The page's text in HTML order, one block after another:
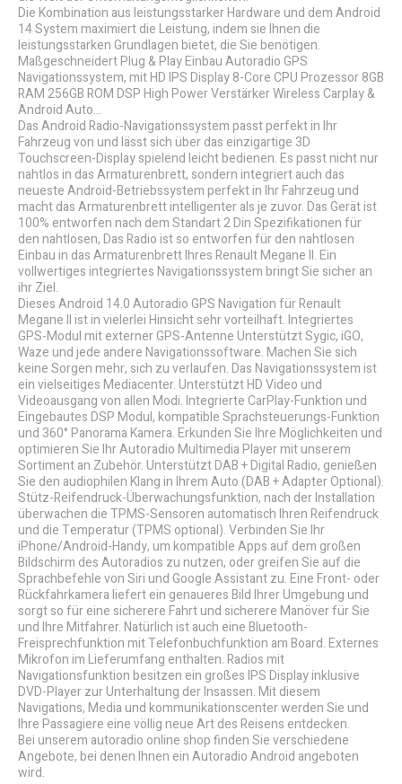
Die Kombination aus leistungsstarker Hardware und dem Android
14 System maximiert die Leistung, indem sie Ihnen die
leistungsstarken Grundlagen bietet, die Sie benötigen.
Maßgeschneidert Plug & Play Einbau Autoradio GPS
Navigationssystem, mit HD IPS Display 8-Core CPU Prozessor 8GB
RAM 256GB ROM DSP High Power Verstärker Wireless Carplay &
Android Auto...
Das Android Radio-Navigationssystem passt perfekt in Ihr
Fahrzeug von und lässt sich über das einzigartige 3D
Touchscreen-Display spielend leicht bedienen. Es passt nicht nur
nahtlos in das Armaturenbrett, sondern integriert auch das
neueste Android-Betriebssystem perfekt in Ihr Fahrzeug und
macht das Armaturenbrett intelligenter als je zuvor. Das Gerät ist
100% entworfen nach dem Standart 2 Din Spezifikationen für
den nahtlosen, Das Radio ist so entworfen für den nahtlosen
Einbau in das Armaturenbrett Ihres Renault Megane II. Ein
vollwertiges integriertes Navigationssystem bringt Sie sicher an
ihr Ziel.
Dieses Android 14.0 Autoradio GPS Navigation für Renault
Megane II ist in vielerlei Hinsicht sehr vorteilhaft. Integriertes
GPS-Modul mit externer GPS-Antenne Unterstützt Sygic, iGO,
Waze und jede andere Navigationssoftware. Machen Sie sich
keine Sorgen mehr, sich zu verlaufen. Das Navigationssystem ist
ein vielseitiges Mediacenter. Unterstützt HD Video und
Videoausgang von allen Modi. Integrierte CarPlay-Funktion und
Eingebautes DSP Modul, kompatible Sprachsteuerungs-Funktion
und 360° Panorama Kamera. Erkunden Sie Ihre Möglichkeiten und
optimieren Sie Ihr Autoradio Multimedia Player mit unserem
Sortiment an Zubehör. Unterstützt DAB + Digital Radio, genießen
Sie den audiophilen Klang in Ihrem Auto (DAB + Adapter Optional).
Stütz-Reifendruck-Überwachungsfunktion, nach der Installation
überwachen die TPMS-Sensoren automatisch Ihren Reifendruck
und die Temperatur (TPMS optional). Verbinden Sie Ihr
iPhone/Android-Handy, um kompatible Apps auf dem großen
Bildschirm des Autoradios zu nutzen, oder greifen Sie auf die
Sprachbefehle von Siri und Google Assistant zu. Eine Front- oder
Rückfahrkamera liefert ein genaueres Bild Ihrer Umgebung und
sorgt so für eine sicherere Fahrt und sicherere Manöver für Sie
und Ihre Mitfahrer. Natürlich ist auch eine Bluetooth-
Freisprechfunktion mit Telefonbuchfunktion am Board. Externes
Mikrofon im Lieferumfang enthalten. Radios mit
Navigationsfunktion besitzen ein großes IPS Display inklusive
DVD-Player zur Unterhaltung der Insassen. Mit diesem
Navigations, Media und kommunikationscenter werden Sie und
Ihre Passagiere eine völlig neue Art des Reisens entdecken.
Bei unserem autoradio online shop finden Sie verschiedene
Angebote, bei denen Ihnen ein Autoradio Android angeboten
wird.